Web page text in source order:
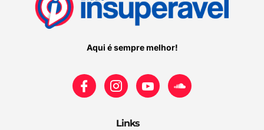
Aqui é sempre melhor!
Links